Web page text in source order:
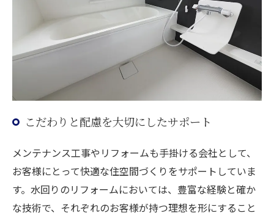
こだわりと配慮を大切にしたサポート
メンテナンス工事やリフォームも手掛ける会社として、
お客様にとって快適な住空間づくりをサポートしていま
す。水回りのリフォームにおいては、豊富な経験と確か
な技術で、それぞれのお客様が持つ理想を形にすること